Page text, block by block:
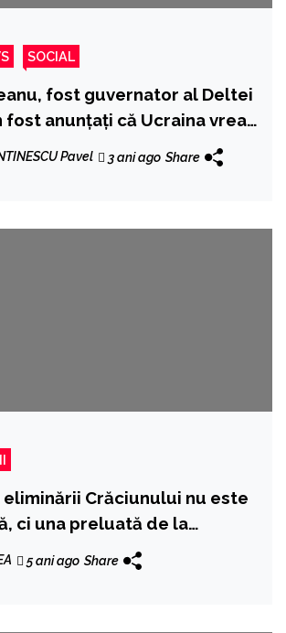
SOCIAL
fost guvernator al Deltei
fost anunțați că Ucraina vrea
și mai mult Canalul
române nu
Pavel 3 ani ago Share
eliminării Crăciunului nu este
ci una preluată de la
5 ani ago Share